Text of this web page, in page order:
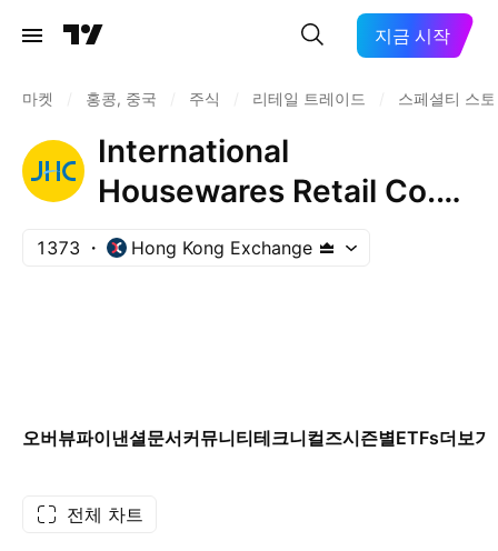
지금 시작
마켓 홍콩, 중국 주식 리테일 트레이드 스페셜티 스
International
Housewares Retail Co.
Ltd.
1373 Hong Kong Exchange
오버뷰파이낸셜문서커뮤니티테크니컬즈시즌별ETFs더보기
전체 차트